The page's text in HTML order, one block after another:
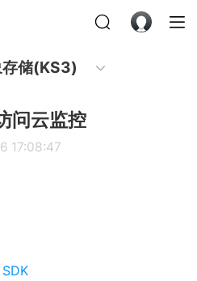
存储(KS3)
问云监控
17:08:47